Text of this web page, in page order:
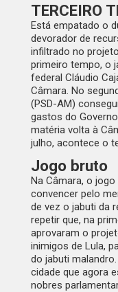
TERCEIRO
Está empatado o
devorador de
infiltrado no
primeiro tempo, o
federal Cláudio
Câmara. No
(PSD-AM)
gastos do
matéria volta à
julho, acontece o
Jogo bruto
Na Câmara, o
convencer pelo
de vez o jabuti da
repetir que, na
aprovaram o
inimigos de Lula,
do jabuti
cidade que agora
nobres